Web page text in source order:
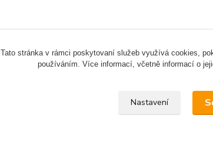
Tato stránka v rámci poskytovaní služeb využívá cookies,
používáním. Více informací, včetně informací o
Nastavení